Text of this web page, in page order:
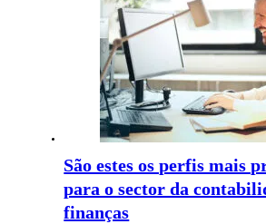
São estes os perfis mais
para o sector da
finanças